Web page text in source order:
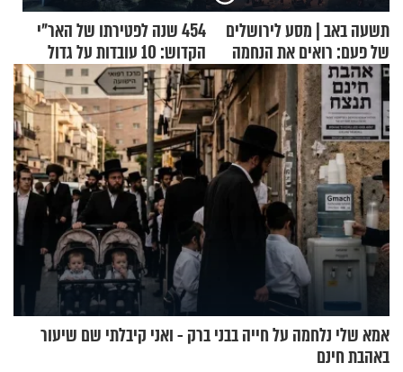
תשעה באב | מסע לירושלים
של פעם: רואים את הנחמה
454 שנה לפטירתו של האר"י
הקדוש: 10 עובדות על גדול
מקובלי צפת
אמא שלי נלחמה על חייה בבני ברק - ואני קיבלתי שם שיעור
באהבת חינם